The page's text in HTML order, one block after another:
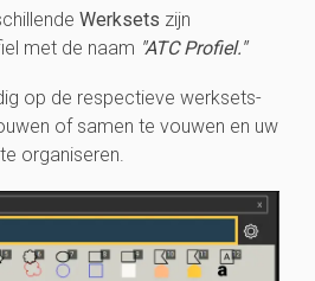
Werksets zijn
met de naam "ATC Profiel."
op de respectieve werksets-
of samen te vouwen en uw
organiseren.